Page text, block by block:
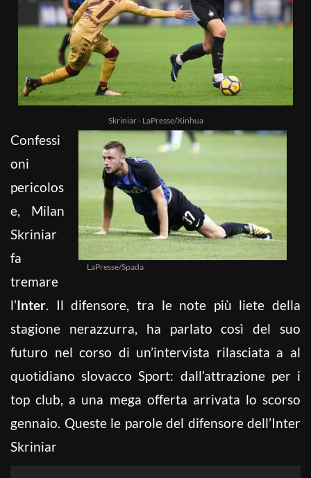
Skriniar - LaPresse/Xinhua
LaPresse/Spada
Confessi
oni
pericolos
e, Milan
Skriniar
fa
tremare
l’Inter. Il difensore, tra le note più liete della
stagione nerazzurra, ha parlato così del suo
futuro nel corso di un’intervista rilasciata a al
quotidiano slovacco Sport: dall’attrazione per i
top club, a una mega offerta arrivata lo scorso
gennaio. Queste le parole del difensore dell’Inter
Skriniar